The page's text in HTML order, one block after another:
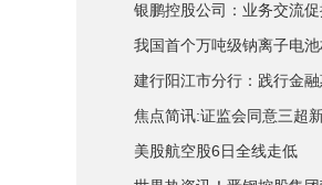
银鹏控股公司：业务交流
互鉴共进步|世界简讯
我国首个万吨级钠离子电池
在山西综改区开建
建行阳江市分行：践行金
念-全球关注
焦点简讯:证监会同意三超
对象发行股票的注册申请
美股航空股6日全线走低